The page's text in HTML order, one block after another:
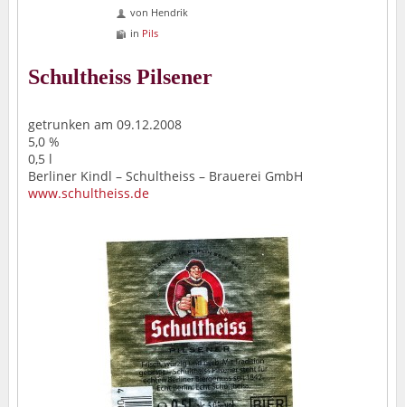
von Hendrik
in Pils
Schultheiss Pilsener
getrunken am 09.12.2008
5,0 %
0,5 l
Berliner Kindl – Schultheiss – Brauerei GmbH
www.schultheiss.de